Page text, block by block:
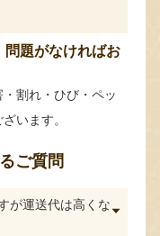
問題がなければお
割れ・ひび・ペッ
います。
ご質問
が運送代は高くな